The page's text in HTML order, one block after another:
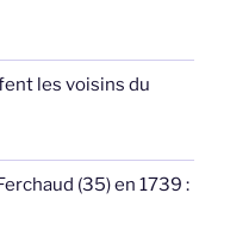
les voisins du
(35) en 1739 :